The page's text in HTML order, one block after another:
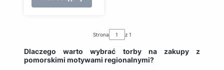
Strona z 1
Dlaczego warto wybrać torby na zakupy z
pomorskimi motywami regionalnymi?